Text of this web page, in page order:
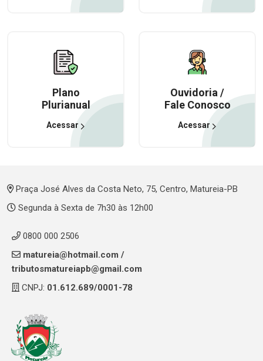
Plano
Plurianual
Acessar
Ouvidoria /
Fale Conosco
Acessar
Praça José Alves da Costa Neto, 75, Centro, Matureia-PB
Segunda à Sexta de 7h30 às 12h00
0800 000 2506
matureia@hotmail.com /
tributosmatureiapb@gmail.com
CNPJ: 01.612.689/0001-78